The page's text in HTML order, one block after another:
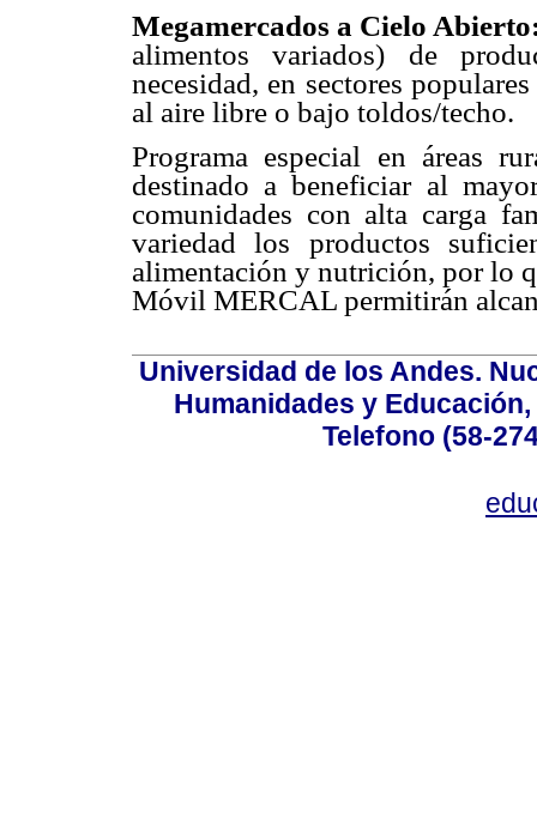
Megamercados a Cielo Abierto
alimentos variados) de
necesidad, en sectores
al aire libre o bajo toldos/techo.
Programa especial en áreas
destinado a beneficiar al
comunidades con alta carga
variedad los productos
alimentación y nutrición, por lo
Móvil MERCAL permitirán
Universidad de los Andes.
Humanidades y
Telefono (58-